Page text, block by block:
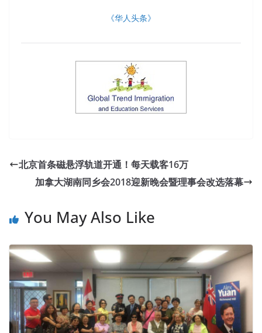
《华人头条》
北京首条磁悬浮轨道开通！每天载客16万
加拿大湖南同乡会2018迎新晚会暨理事会改选落幕
You May Also Like